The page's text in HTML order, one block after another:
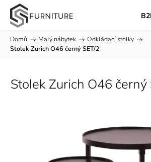
Domů / Malý nábytek / Odkládací stolky /
Stolek Zurich O46 černý SET/2
Stolek Zurich O46 černý